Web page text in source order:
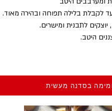
בסדנה מעשית